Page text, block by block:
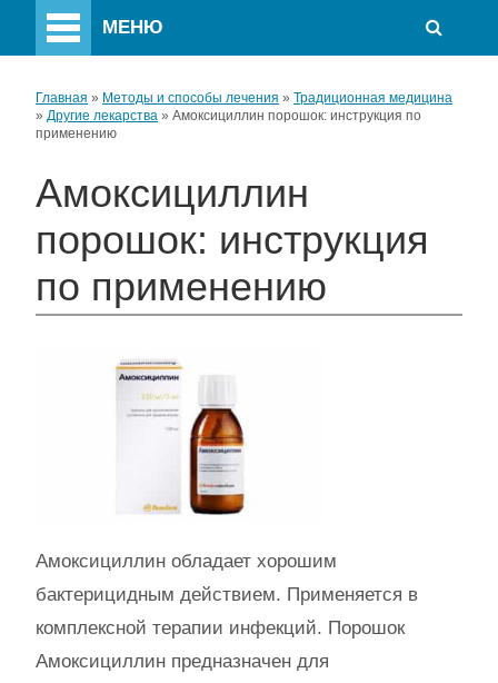
МЕНЮ
Главная » Методы и способы лечения » Традиционная медицина
» Другие лекарства » Амоксициллин порошок: инструкция по
применению
Амоксициллин
порошок: инструкция
по применению
Амоксициллин обладает хорошим
бактерицидным действием. Применяется в
комплексной терапии инфекций. Порошок
Амоксициллин предназначен для